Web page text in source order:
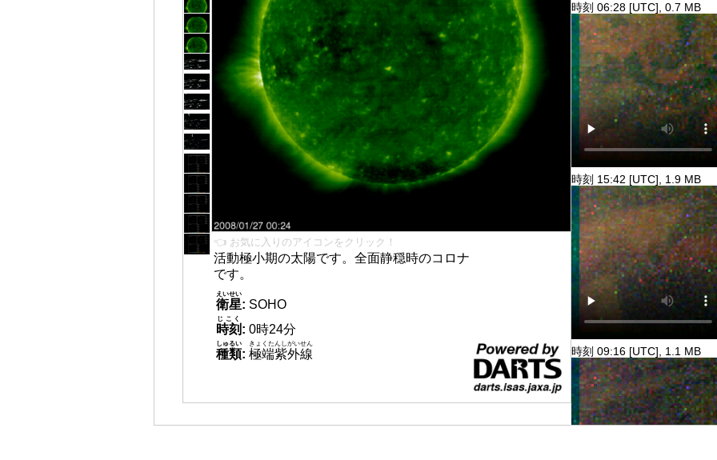
👈 お気に入りのアイコンをクリック！
活動極小期の太陽です。全面静穏時のコロナ
です。
衛星
えいせい
: SOHO
時刻
じこく
: 0時24分
種類
しゅるい
: 極端紫外線
きょくたんしがいせん
時刻 06:28 [UTC], 0.7 MB
時刻 15:42 [UTC], 1.9 MB
時刻 09:16 [UTC], 1.1 MB